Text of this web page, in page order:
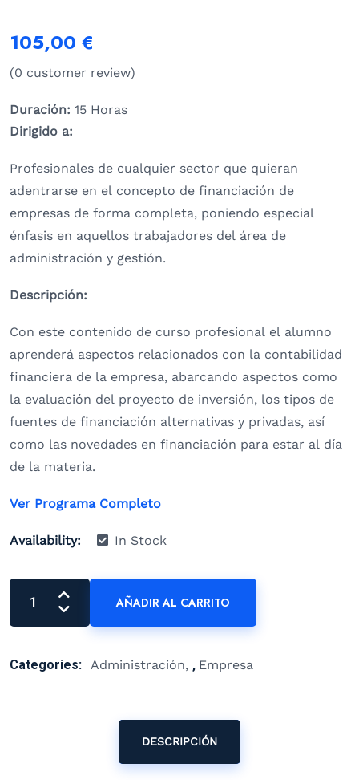
105,00 €
(0 customer review)
Duración: 15 Horas
Dirigido a:
Profesionales de cualquier sector que quieran
adentrarse en el concepto de financiación de
empresas de forma completa, poniendo especial
énfasis en aquellos trabajadores del área de
administración y gestión.
Descripción:
Con este contenido de curso profesional el alumno
aprenderá aspectos relacionados con la contabilidad
financiera de la empresa, abarcando aspectos como
la evaluación del proyecto de inversión, los tipos de
fuentes de financiación alternativas y privadas, así
como las novedades en financiación para estar al día
de la materia.
Ver Programa Completo
Availability: In Stock
AÑADIR AL CARRITO
Categories: Administración , Empresa
DESCRIPCIÓN